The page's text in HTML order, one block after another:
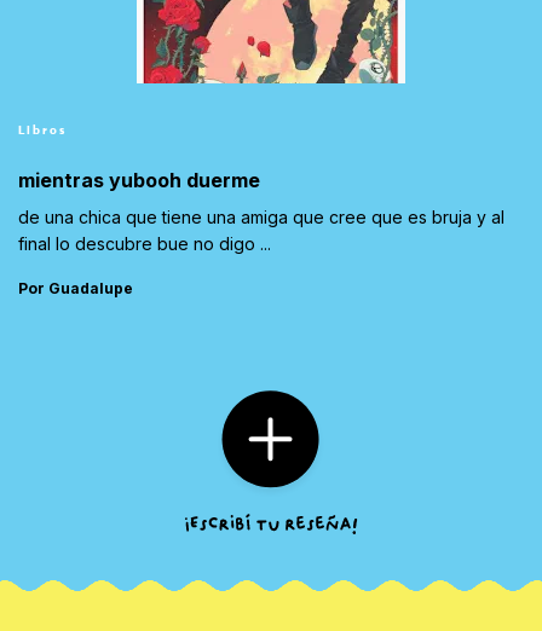
Libros
mientras yubooh duerme
de una chica que tiene una amiga que cree que es bruja y al
final lo descubre bue no digo ...
Por Guadalupe